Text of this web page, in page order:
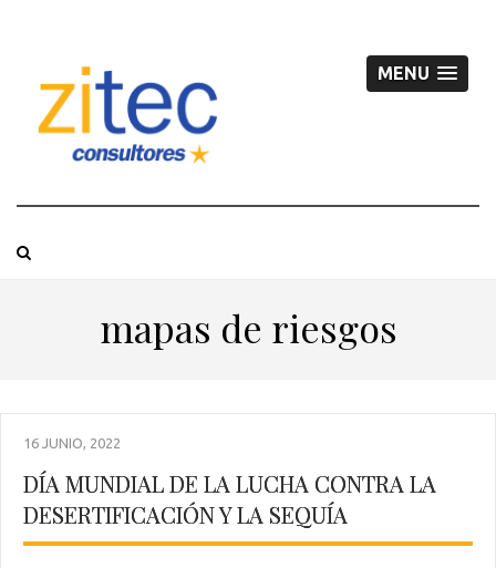
MENU
mapas de riesgos
16 JUNIO, 2022
DÍA MUNDIAL DE LA LUCHA CONTRA LA
DESERTIFICACIÓN Y LA SEQUÍA